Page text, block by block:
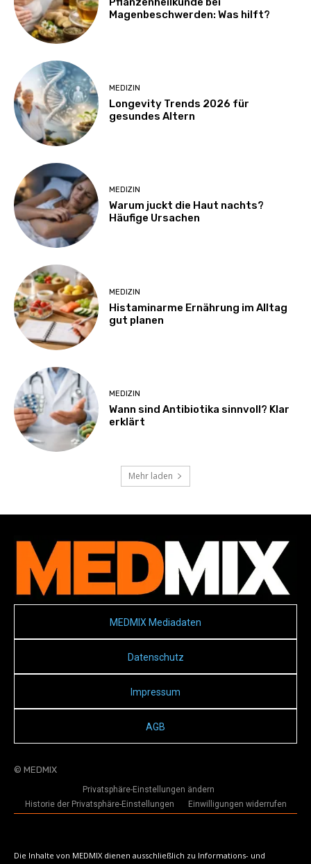
Magenbeschwerden: Was hilft?
MEDIZIN
Longevity Trends 2026 für
gesundes Altern
MEDIZIN
Warum juckt die Haut nachts?
Häufige Ursachen
MEDIZIN
Histaminarme Ernährung im Alltag
gut planen
MEDIZIN
Wann sind Antibiotika sinnvoll? Klar
erklärt
Mehr laden
MEDMIX Mediadaten
Datenschutz
Impressum
AGB
© MEDMIX
Privatsphäre-Einstellungen ändern
Historie der Privatsphäre-Einstellungen
Einwilligungen widerrufen
Die Inhalte von MEDMIX dienen ausschließlich zu Informations- und